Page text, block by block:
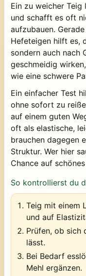
Ein zu weicher
und schafft es oft
aufzubauen.
Hefeteigen hilft es,
sondern auch nach
geschmeidig
wie eine schwere
Ein einfacher Test
ohne sofort zu
auf einem guten
oft als elastische,
brauchen dagegen
Struktur. Wer hier
Chance auf
So kontrollierst du
Teig mit einem
und auf
Prüfen, ob sich
lässt.
Bei Bedarf
Mehl ergänzen.